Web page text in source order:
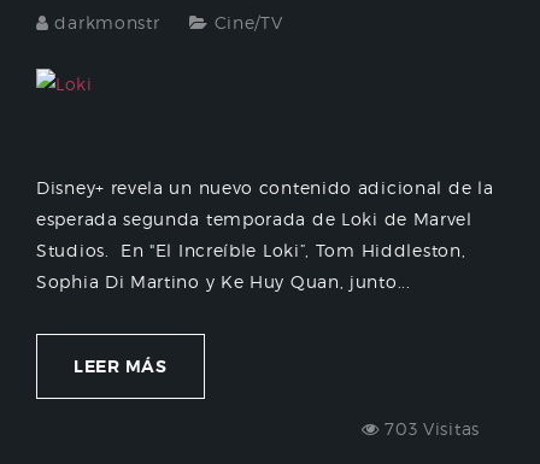
darkmonstr Cine/TV
Disney+ revela un nuevo contenido adicional de la
esperada segunda temporada de Loki de Marvel
Studios. En "El Increíble Loki”, Tom Hiddleston,
Sophia Di Martino y Ke Huy Quan, junto...
LEER MÁS
703 Visitas